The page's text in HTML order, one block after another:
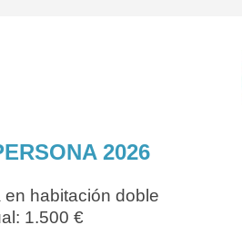
2026
en habitación doble
1.500 €